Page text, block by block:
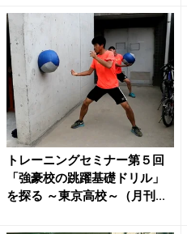
トレーニングセミナー第５回
「強豪校の跳躍基礎ドリル」
を探る ～東京高校～（月刊...